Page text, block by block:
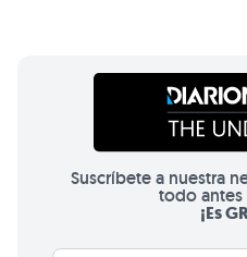
Suscríbete a nuestra
todo antes
¡Es